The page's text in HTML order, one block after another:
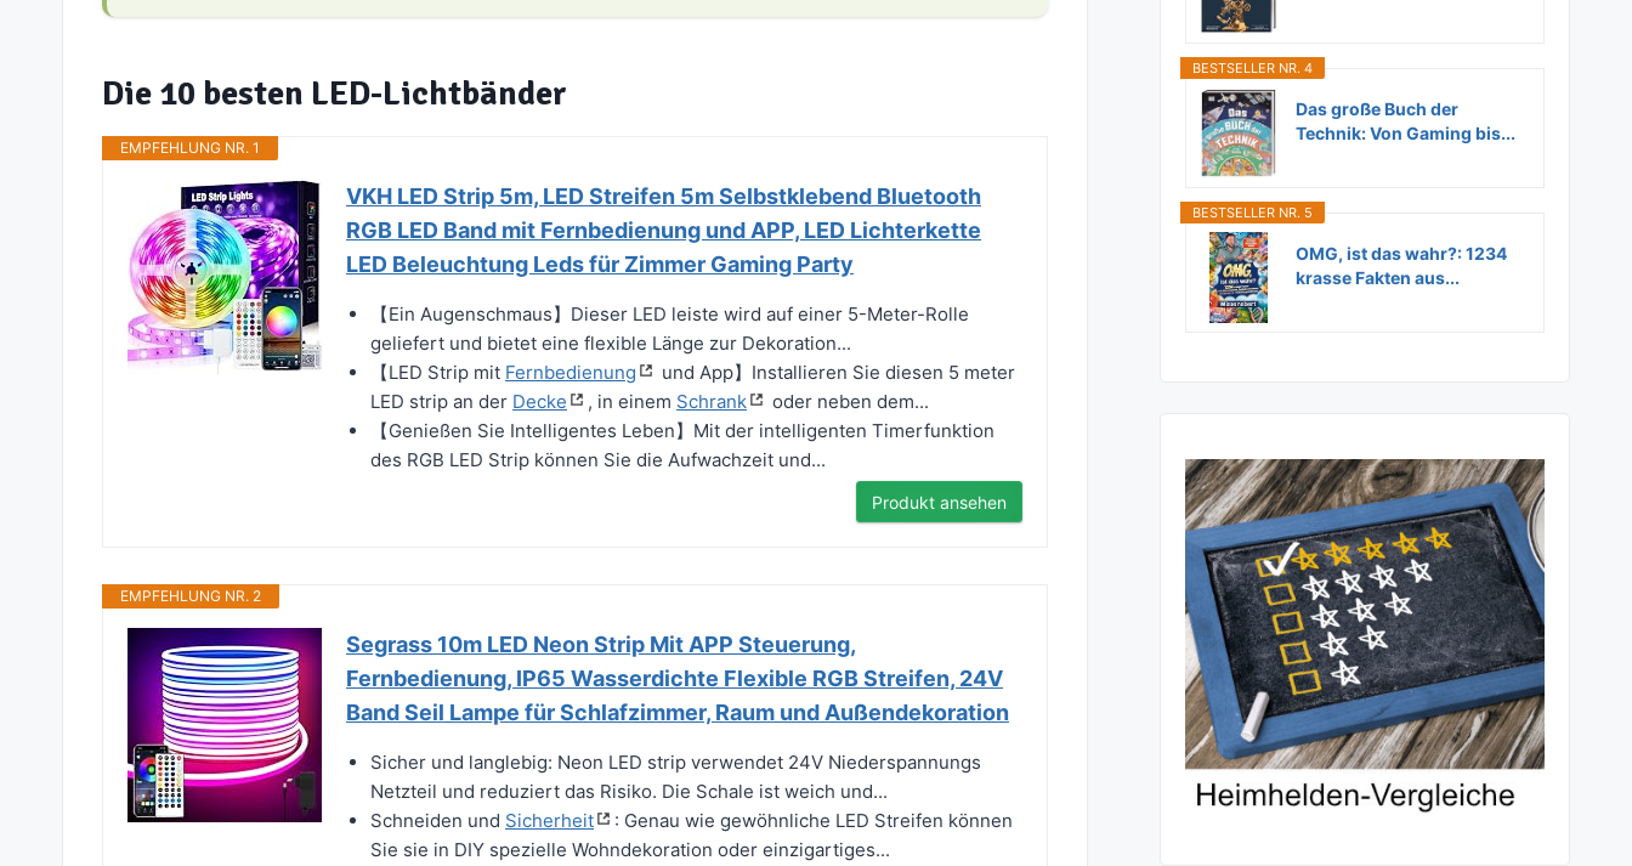
Die 10 besten LED-Lichtbänder
EMPFEHLUNG NR. 1
VKH LED Strip 5m, LED Streifen 5m Selbstklebend Bluetooth
RGB LED Band mit Fernbedienung und APP, LED Lichterkette
LED Beleuchtung Leds für Zimmer Gaming Party
【Ein Augenschmaus】Dieser LED leiste wird auf einer 5-Meter-Rolle
geliefert und bietet eine flexible Länge zur Dekoration...
【LED Strip mit Fernbedienung
und App】Installieren Sie diesen 5 meter
LED strip an der Decke , in einem Schrank
oder neben dem...
【Genießen Sie Intelligentes Leben】Mit der intelligenten Timerfunktion
des RGB LED Strip können Sie die Aufwachzeit und...
Produkt ansehen
EMPFEHLUNG NR. 2
Segrass 10m LED Neon Strip Mit APP Steuerung,
Fernbedienung, IP65 Wasserdichte Flexible RGB Streifen, 24V
Band Seil Lampe für Schlafzimmer, Raum und Außendekoration
Sicher und langlebig: Neon LED strip verwendet 24V Niederspannungs
Netzteil und reduziert das Risiko. Die Schale ist weich und...
Schneiden und Sicherheit
: Genau wie gewöhnliche LED Streifen können
Sie sie in DIY spezielle Wohndekoration oder einzigartiges...
BESTSELLER NR. 4
Das große Buch der
Technik: Von Gaming bis...
BESTSELLER NR. 5
OMG, ist das wahr?: 1234
krasse Fakten aus...